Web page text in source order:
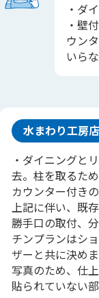
・ダ
・壁
ウン
いら
水まわり工房
・ダイニングと
去。柱を取るた
カウンター付き
上記に伴い、既
勝手口の取付、
チンプランはシ
ザーと共に決め
写真のため、仕
貼られていない